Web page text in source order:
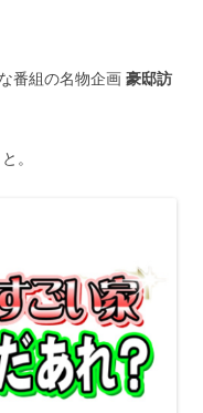
番組の名物企画 豪邸訪
。